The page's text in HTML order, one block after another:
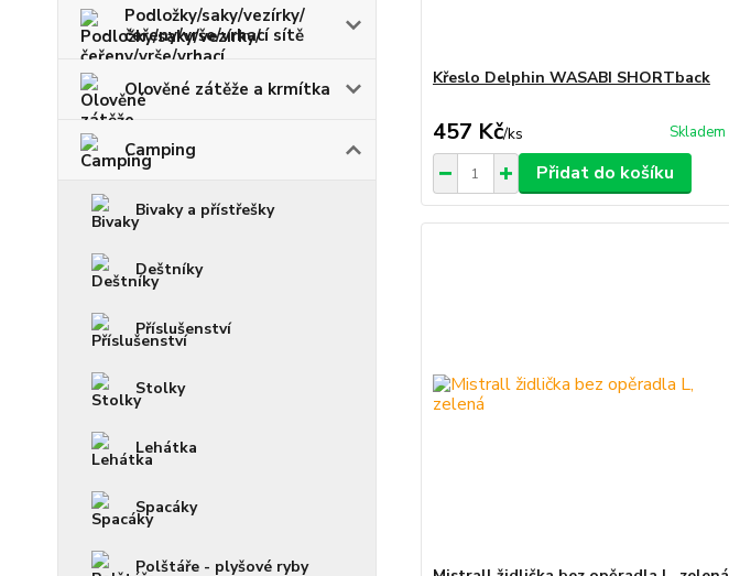
Podložky/saky/vezírky/
čeřeny/vrše/vrhací sítě
Olověné zátěže a krmítka
Camping
Bivaky a přístřešky
Deštníky
Příslušenství
Stolky
Lehátka
Spacáky
Polštáře - plyšové ryby
Křeslo Delphin WASABI SHORTback
457 Kč/ks Skladem
Přidat do košíku